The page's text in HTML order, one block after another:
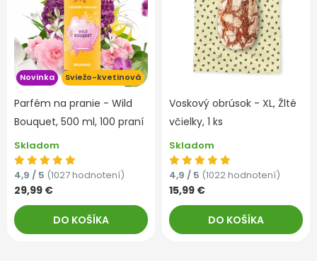
Novinka Sviežo-kvetinová
Parfém na pranie - Wild
Bouquet, 500 ml, 100 praní
Skladom
4,9 / 5 (1027 hodnotení)
29,99 €
DO KOŠÍKA
Voskový obrúsok - XL, Žlté
včielky, 1 ks
Skladom
4,9 / 5 (1022 hodnotení)
15,99 €
DO KOŠÍKA